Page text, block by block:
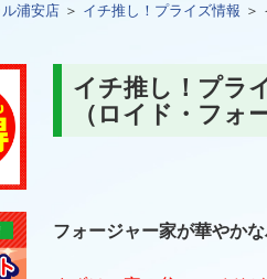
浦安店 ＞ イチ推し！プライズ情報 ＞
イチ推し！プラ
（ロイド・フォ
フォージャー家が華やか